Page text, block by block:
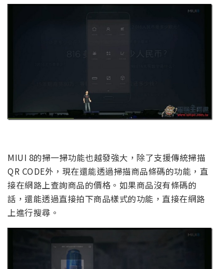
MIUI 8的掃一掃功能也越發強大，除了支援傳統掃描
QR CODE外，現在還能透過掃描商品條碼的功能，直
接在網路上查詢商品的價格。如果商品沒有條碼的
話，還能透過直接拍下商品樣式的功能，直接在網路
上進行搜尋。